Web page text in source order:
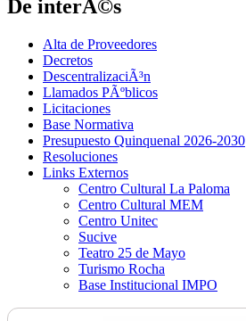
De interÃ©s
Alta de Proveedores
Decretos
DescentralizaciÃ³n
Llamados PÃºblicos
Licitaciones
Base Normativa
Presupuesto Quinquenal 2026-2030
Resoluciones
Links Externos
Centro Cultural La Paloma
Centro Cultural MEM
Centro Unitec
Sucive
Teatro 25 de Mayo
Turismo Rocha
Base Institucional IMPO